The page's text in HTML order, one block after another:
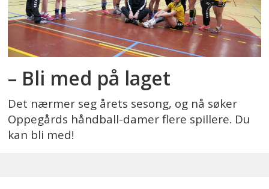
– Bli med på laget
Det nærmer seg årets sesong, og nå søker
Oppegårds håndball-damer flere spillere. Du
kan bli med!